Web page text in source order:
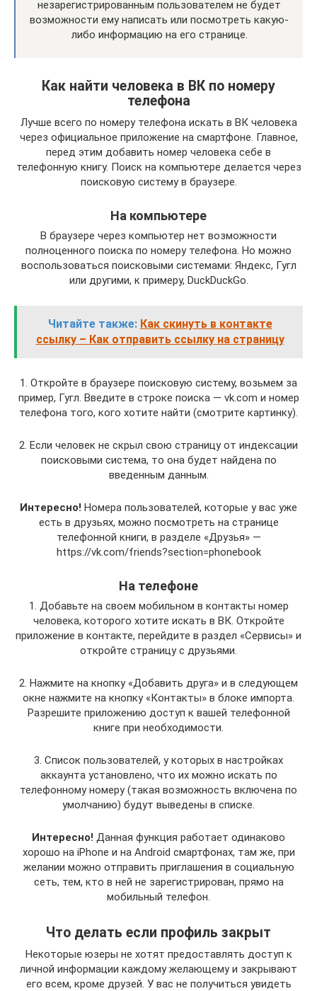
незарегистрированным пользователем не будет
возможности ему написать или посмотреть какую-
либо информацию на его странице.
Как найти человека в ВК по номеру
телефона
Лучше всего по номеру телефона искать в ВК человека
через официальное приложение на смартфоне. Главное,
перед этим добавить номер человека себе в
телефонную книгу. Поиск на компьютере делается через
поисковую систему в браузере.
На компьютере
В браузере через компьютер нет возможности
полноценного поиска по номеру телефона. Но можно
воспользоваться поисковыми системами: Яндекс, Гугл
или другими, к примеру, DuckDuckGo.
Читайте также: Как скинуть в контакте
ссылку – Как отправить ссылку на страницу
1. Откройте в браузере поисковую систему, возьмем за
пример, Гугл. Введите в строке поиска — vk.com и номер
телефона того, кого хотите найти (смотрите картинку).
2. Если человек не скрыл свою страницу от индексации
поисковыми система, то она будет найдена по
введенным данным.
Интересно! Номера пользователей, которые у вас уже
есть в друзьях, можно посмотреть на странице
телефонной книги, в разделе «Друзья» —
https://vk.com/friends?section=phonebook
На телефоне
1. Добавьте на своем мобильном в контакты номер
человека, которого хотите искать в ВК. Откройте
приложение в контакте, перейдите в раздел «Сервисы» и
откройте страницу с друзьями.
2. Нажмите на кнопку «Добавить друга» и в следующем
окне нажмите на кнопку «Контакты» в блоке импорта.
Разрешите приложению доступ к вашей телефонной
книге при необходимости.
3. Список пользователей, у которых в настройках
аккаунта установлено, что их можно искать по
телефонному номеру (такая возможность включена по
умолчанию) будут выведены в списке.
Интересно! Данная функция работает одинаково
хорошо на iPhone и на Android смартфонах, там же, при
желании можно отправить приглашения в социальную
сеть, тем, кто в ней не зарегистрирован, прямо на
мобильный телефон.
Что делать если профиль закрыт
Некоторые юзеры не хотят предоставлять доступ к
личной информации каждому желающему и закрывают
его всем, кроме друзей. У вас не получиться увидеть